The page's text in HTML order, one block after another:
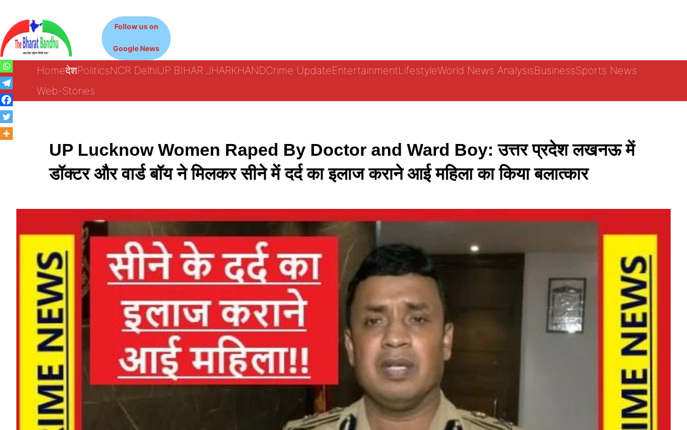
content
Follow us on
Google News
HomeदेशPoliticsNCR DelhiUP BIHAR JHARKHANDCrime UpdateEntertainmentLifestyleWorld News AnalysisBusinessSports News
Web-Stories
UP Lucknow Women Raped By Doctor and Ward Boy: उत्तर प्रदेश लखनऊ में
डॉक्टर और वार्ड बॉय ने मिलकर सीने में दर्द का इलाज कराने आई महिला का किया बलात्कार